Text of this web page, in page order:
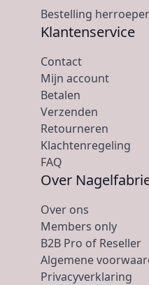
Bestelling
Klantenservice
Contact
Mijn account
Betalen
Verzenden
Retourneren
Klachtenregeling
FAQ
Over
Over ons
Members only
B2B Pro of Reseller
Algemene
Privacyverklaring